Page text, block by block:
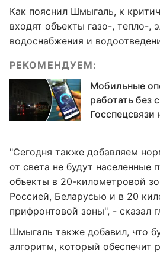
Как пояснил Шмыгаль, к
входят объекты газо-, тепло-,
водоснабжения и
РЕКОМЕНДУЕМ:
Мобильные
работать без
Госспецсвязи
"Сегодня также добавляем
от света не будут населенные
объекты в 20-километровой
Россией, Беларусью и в 20
прифронтовой зоны", - сказал
Шмыгаль также добавил, что
алгоритм, который обеспечит